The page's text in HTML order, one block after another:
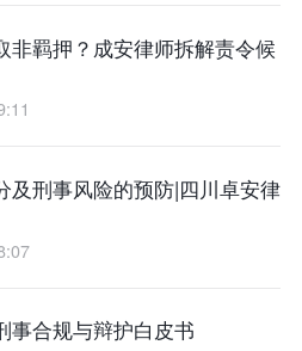
非羁押？成安律师拆解责令候
及刑事风险的预防|四川卓安律
事合规与辩护白皮书